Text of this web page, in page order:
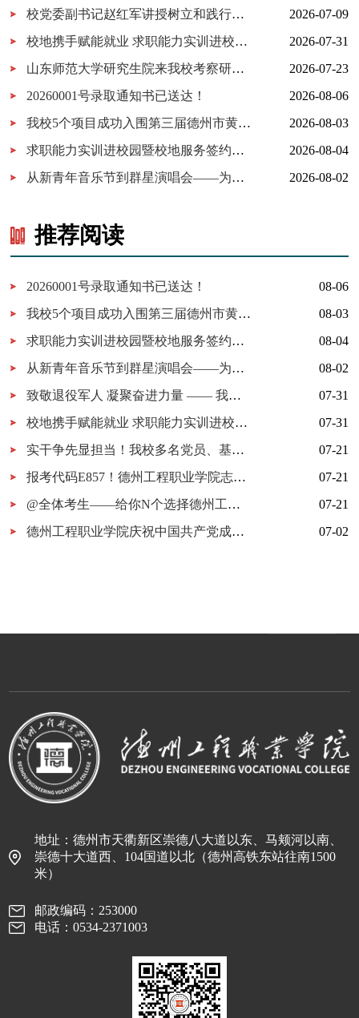
校党委副书记赵红军讲授树立和践行正确政绩观学习教育专题党课
2026-07-09
校地携手赋能就业 求职能力实训进校园暨校地服务签约仪式在我校...
2026-07-31
山东师范大学研究生院来我校考察研究生实习实践基地建设
2026-07-23
20260001号录取通知书已送达！
2026-08-06
我校5个项目成功入围第三届德州市黄炎培职业教育创新创业大赛决...
2026-08-03
求职能力实训进校园暨校地服务签约仪式在我校举行
2026-08-04
从新青年音乐节到群星演唱会——为什么又是德工？
2026-08-02
推荐阅读
20260001号录取通知书已送达！
08-06
我校5个项目成功入围第三届德州市黄炎培职业教育创新创业大赛决赛
08-03
求职能力实训进校园暨校地服务签约仪式在我校举行
08-04
从新青年音乐节到群星演唱会——为什么又是德工？
08-02
致敬退役军人 凝聚奋进力量 —— 我校开展 “八一建军节” 拥军茶话会
07-31
校地携手赋能就业 求职能力实训进校园暨校地服务签约仪式在我校顺利举行
07-31
实干争先显担当！我校多名党员、基层党组织获市级表彰！
07-21
报考代码E857！德州工程职业学院志愿填报指南
07-21
@全体考生——给你N个选择德州工程职业学院的理由
07-21
德州工程职业学院庆祝中国共产党成立105周年MV《旗帜》上线！用歌声唱响百年信仰！
07-02
地址：德州市天衢新区崇德八大道以东、马颊河以南、
崇德十大道西、104国道以北（德州高铁东站往南1500
米）
邮政编码：253000
电话：0534-2371003